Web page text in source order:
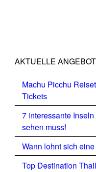
AKTUELLE
Machu Picchu
Tickets
7 interessante
sehen muss!
Wann lohnt sich
Top Destination